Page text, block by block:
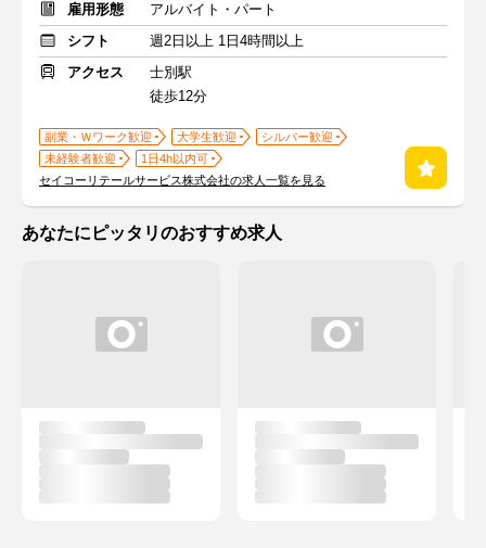
雇用形態
アルバイト・パート
シフト
週2日以上 1日4時間以上
アクセス
士別駅
徒歩12分
副業・Ｗワーク歓迎 大学生歓迎
シルバー歓迎
未経験者歓迎
1日4h以内可
セイコーリテールサービス株式会社の求人一覧を見る
あなたにピッタリのおすすめ求人